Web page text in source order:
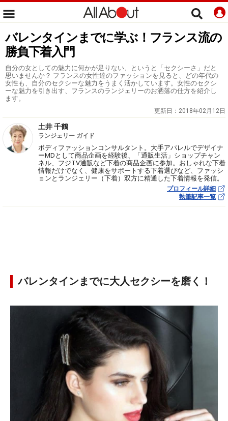
バレンタインまでに学ぶ！フランス流の
勝負下着入門
自分の女としての魅力に何かが足りない、というと「セクシーさ」だと
思いませんか？ フランスの女性達のファッションを見ると、どの年代の
女性も、自分のセクシーな魅力をうまく活かしています。女性のセクシ
ーな魅力を引き出す、フランスのランジェリーのお洒落の仕方を紹介し
ます。
更新日： 2018年02月12日
土井 千鶴
ランジェリー ガイド
ボディファッションコンサルタント。大手アパレルでデザイナ
ーMDとして商品企画を経験後、「通販生活」ショップチャン
ネル、フジTV通販など下着の商品企画に参加。おしゃれな下着
情報だけでなく、健康をサポートする下着選びなど、ファッシ
ョンとランジェリー（下着）双方に精通した下着情報を発信。
プロフィール詳細
執筆記事一覧
バレンタインまでに大人セクシーを磨く！